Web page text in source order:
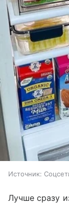
Источник:
Лучше сразу